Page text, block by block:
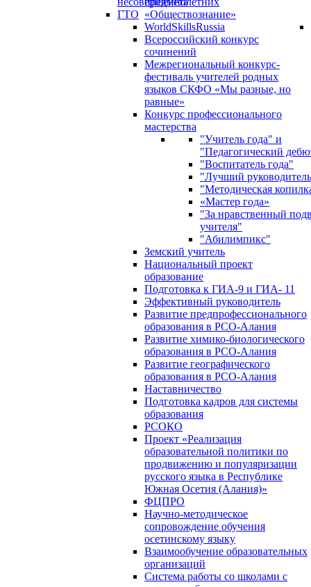
«Обществознание»
WorldSkillsRussia
Всероссийский конкурс
сочинений
Межрегиональный конкурс-
фестиваль учителей родных
языков СКФО «Мы разные, но
равные»
Конкурс профессионального
мастерства
"Учитель года" и
"Педагогический
"Воспитатель года"
"Лучший
"Методическая
«Мастер года»
"За нравственный
учителя"
"Абилимпикс"
Земский учитель
Национальный проект
образование
Подготовка к ГИА-9 и ГИА- 11
Эффективный руководитель
Развитие предпрофессионального
образования в РСО-Алания
Развитие химико-биологического
образования в РСО-Алания
Развитие географического
образования в РСО-Алания
Наставничество
Подготовка кадров для системы
образования
РСОКО
Проект «Реализация
образовательной политики по
продвижению и популяризации
русского языка в Республике
Южная Осетия (Алания)»
ФЦПРО
Научно-методическое
сопровождение обучения
осетинскому языку
Взаимообучение образовательных
организаций
Система работы со школами с
ГТО